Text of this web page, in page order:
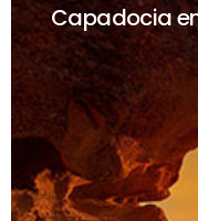
Capadocia